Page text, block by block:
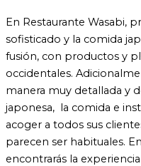
En Restaurante Wasabi,
sofisticado y la comida
fusión, con productos y
occidentales.
manera muy detallada y
japonesa, la comida e
acoger a todos sus
parecen ser habituales.
encontrarás la